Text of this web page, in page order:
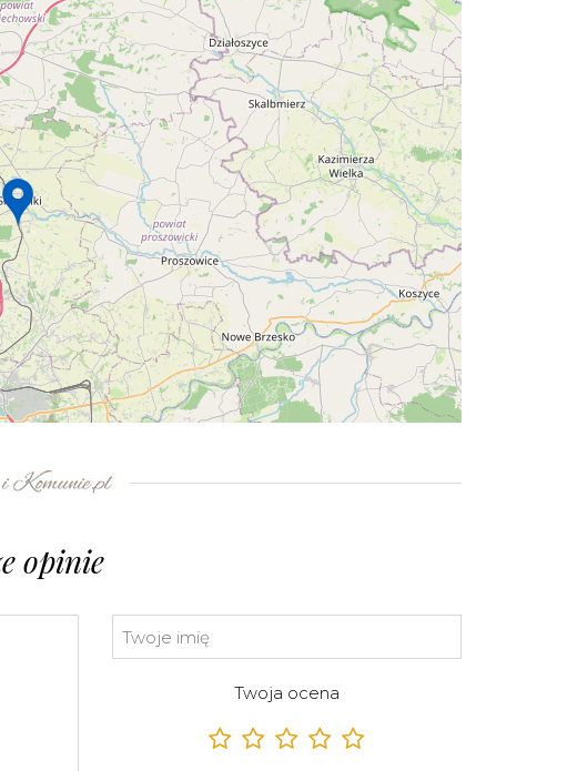
opinie
Twoja ocena